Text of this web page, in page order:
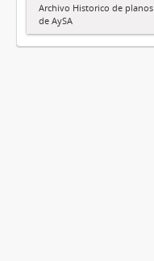
Archivo Historico de planos
de AySA